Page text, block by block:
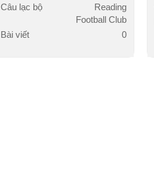
Câu lạc bộ
Reading
Football Club
Bài viết
0